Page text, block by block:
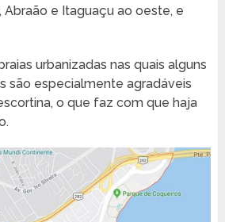
Abraão e Itaguaçu ao oeste, e
urbanizadas nas quais alguns
são especialmente agradáveis
o que faz com que haja